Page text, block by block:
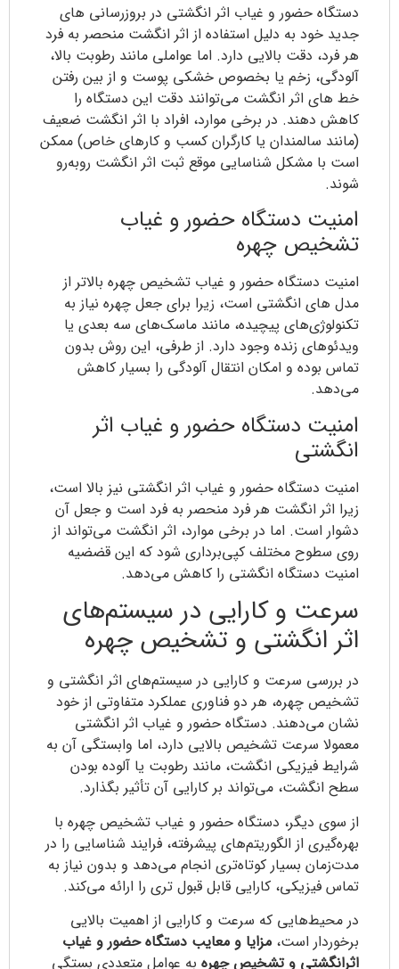
دستگاه حضور و غیاب اثر انگشتی در بروزرسانی های
جدید خود به دلیل استفاده از اثر انگشت منحصر به‌ فرد
هر فرد، دقت بالایی دارد. اما عواملی مانند رطوبت بالا،
آلودگی، زخم یا بخصوص خشکی پوست و از بین رفتن
خط های اثر انگشت می‌توانند دقت این دستگاه را
کاهش دهند. در برخی موارد، افراد با اثر انگشت ضعیف
(مانند سالمندان یا کارگران کسب و کارهای خاص) ممکن
است با مشکل شناسایی موقع ثبت اثر انگشت روبه‌رو
شوند.
امنیت دستگاه حضور و غیاب
تشخیص چهره
امنیت دستگاه حضور و غیاب تشخیص چهره بالاتر از
مدل های انگشتی است، زیرا برای جعل چهره نیاز به
تکنولوژی‌های پیچیده، مانند ماسک‌های سه‌ بعدی یا
ویدئوهای زنده وجود دارد. از طرفی، این روش بدون
تماس بوده و امکان انتقال آلودگی را بسیار کاهش
می‌دهد.
امنیت دستگاه حضور و غیاب اثر
انگشتی
امنیت دستگاه حضور و غیاب اثر انگشتی نیز بالا است،
زیرا اثر انگشت هر فرد منحصر‌ به‌ فرد است و جعل آن
دشوار است. اما در برخی موارد، اثر انگشت می‌تواند از
روی سطوح مختلف کپی‌برداری شود که این قضضیه
امنیت دستگاه انگشتی را کاهش می‌دهد.
سرعت و کارایی در سیستم‌های
اثر انگشتی و تشخیص چهره
در بررسی سرعت و کارایی در سیستم‌های اثر انگشتی و
تشخیص چهره، هر دو فناوری عملکرد متفاوتی از خود
نشان می‌دهند. دستگاه حضور و غیاب اثر انگشتی
معمولا سرعت تشخیص بالایی دارد، اما وابستگی آن به
شرایط فیزیکی انگشت، مانند رطوبت یا آلوده بودن
سطح انگشت، می‌تواند بر کارایی آن تأثیر بگذارد.
از سوی دیگر، دستگاه حضور و غیاب تشخیص چهره با
بهره‌گیری از الگوریتم‌های پیشرفته، فرایند شناسایی را در
مدت‌زمان بسیار کوتاه‌تری انجام می‌دهد و بدون نیاز به
تماس فیزیکی، کارایی قابل قبول تری را ارائه می‌کند.
در محیط‌هایی که سرعت و کارایی از اهمیت بالایی
برخوردار است، مزایا و معایب دستگاه حضور و غیاب
اثرانگشتی و تشخیص چهره به عوامل متعددی بستگی